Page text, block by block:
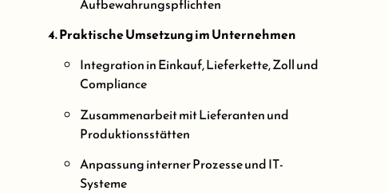
4. Praktische Umsetzung im Unternehmen
Integration in Einkauf, Lieferkette, Zoll und
Compliance
Zusammenarbeit mit Lieferanten und
Produktionsstätten
Anpassung interner Prozesse und IT-
Systeme